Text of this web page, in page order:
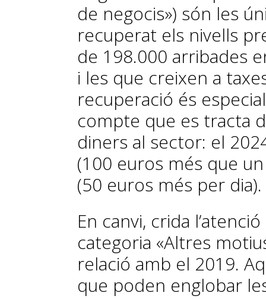
de negocis») són les
recuperat els nivells
de 198.000 arribades
i les que creixen a
recuperació és
compte que es tracta
diners al sector: el
(100 euros més que
(50 euros més per dia).
En canvi, crida
categoria «Altres
relació amb el 2019.
que poden englobar